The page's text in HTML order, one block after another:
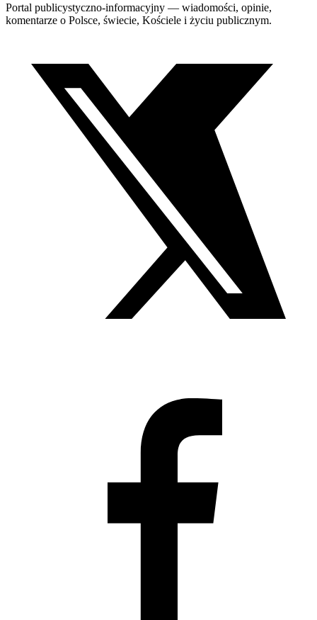
Portal publicystyczno-informacyjny — wiadomości, opinie,
komentarze o Polsce, świecie, Kościele i życiu publicznym.